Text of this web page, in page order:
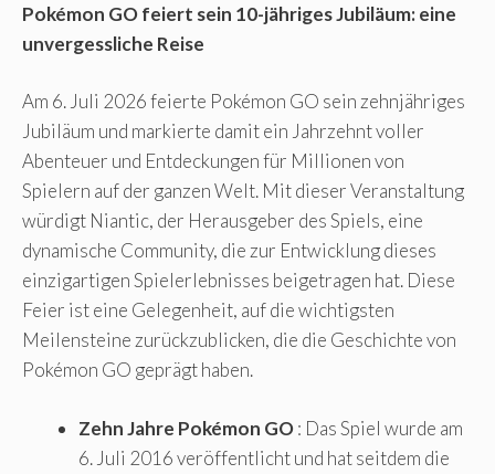
Pokémon GO feiert sein 10-jähriges Jubiläum: eine
unvergessliche Reise
Am 6. Juli 2026 feierte Pokémon GO sein zehnjähriges
Jubiläum und markierte damit ein Jahrzehnt voller
Abenteuer und Entdeckungen für Millionen von
Spielern auf der ganzen Welt. Mit dieser Veranstaltung
würdigt Niantic, der Herausgeber des Spiels, eine
dynamische Community, die zur Entwicklung dieses
einzigartigen Spielerlebnisses beigetragen hat. Diese
Feier ist eine Gelegenheit, auf die wichtigsten
Meilensteine ​​zurückzublicken, die die Geschichte von
Pokémon GO geprägt haben.
Zehn Jahre Pokémon GO: Das Spiel wurde am
6. Juli 2016 veröffentlicht und hat seitdem die